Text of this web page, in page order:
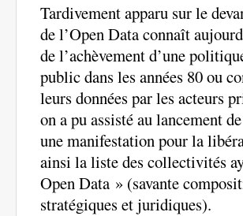
Tardivement apparu sur le
de l’Open Data connaît
de l’achèvement d’une
public dans les années 80 ou
leurs données par les acteurs
on a pu assisté au lancement
une manifestation pour la
ainsi la liste des collectivités
Open Data » (savante
stratégiques et juridiques).